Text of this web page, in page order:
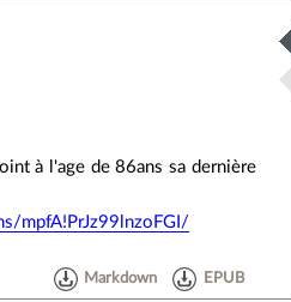
à l'age de 86ans sa dernière
mpfA!PrJz99lnzoFGI/
Markdown EPUB